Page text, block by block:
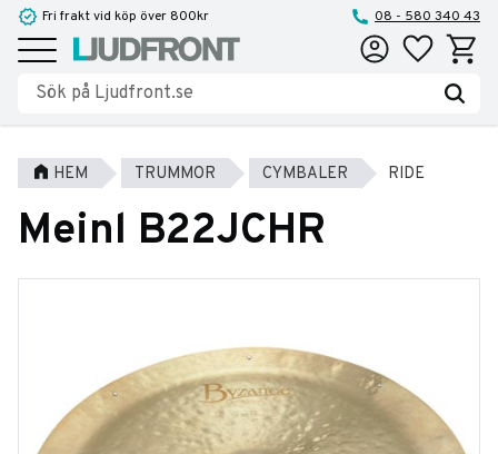
Meny
Fri frakt vid köp över 800kr 08 - 580 340 43
Favoriter
HEM TRUMMOR CYMBALER RIDE
Meinl B22JCHR